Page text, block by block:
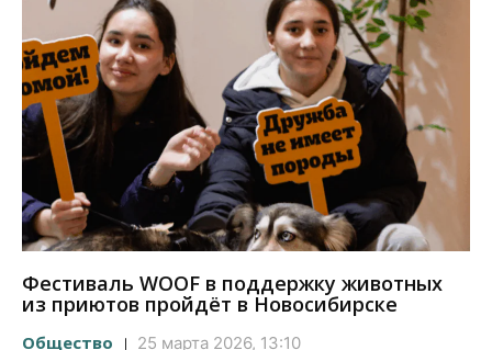
Фестиваль WOOF в поддержку животных
из приютов пройдёт в Новосибирске
Общество 25 марта 2026, 13:10